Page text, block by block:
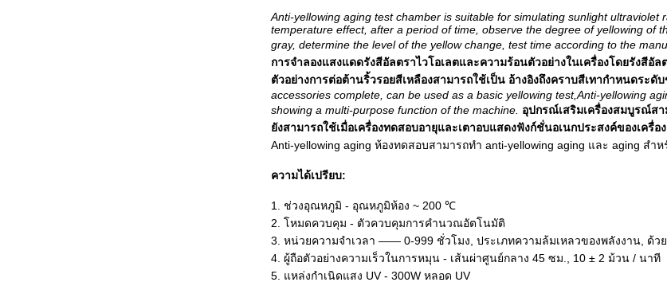
Anti-yellowing aging test chamber is suitable for simulating sunlight
temperature effect, after a period of time, observe the degree of yellowing of
gray, determine the level of the yellow change, test time according to the
การจำลองแสงแดดรังสีอัลตราไวโอเลตและความร้อนตัวอย่างในเครื่องโดยรังสีอั
ตัวอย่างการต่อต้านริ้วรอยสีเหลืองสามารถใช้เป็น อ้างอิงถึงคราบสีเทากำหนดระ
accessories complete, can be used as a basic yellowing test,Anti-yellowing
showing a multi-purpose function of the machine. อุปกรณ์เสริมเครื่องสมบูรณ์ส
ยังสามารถใช้เมื่อเครื่องทดสอบอายุและเตาอบแสดงฟังก์ชั่นอเนกประสงค์ของเครื่อง
Anti-yellowing aging ห้องทดสอบสามารถทำ anti-yellowing aging และ aging สำ
ความได้เปรียบ:
1. ช่วงอุณหภูมิ - อุณหภูมิห้อง ~ 200 ℃
2. โหมดควบคุม - ตัวควบคุมการคำนวณอัตโนมัติ
3. หน่วยความจำเวลา —— 0-999 ชั่วโมง, ประเภทความล้มเหลวของพลังงาน, ด้ว
4. ผู้ถือตัวอย่างความเร็วในการหมุน - เส้นผ่าศูนย์กลาง 45 ซม., 10 ± 2 ม้วน / นาที
5. แหล่งกำเนิดแสง UV - 300W หลอด UV